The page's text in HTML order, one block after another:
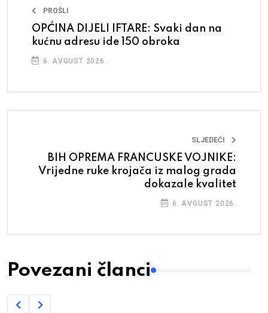
PROŠLI
OPĆINA DIJELI IFTARE: Svaki dan na
kućnu adresu ide 150 obroka
6. AVGUST 2026.
SLJEDEĆI
BIH OPREMA FRANCUSKE VOJNIKE:
Vrijedne ruke krojača iz malog grada
dokazale kvalitet
6. AVGUST 2026.
Povezani članci